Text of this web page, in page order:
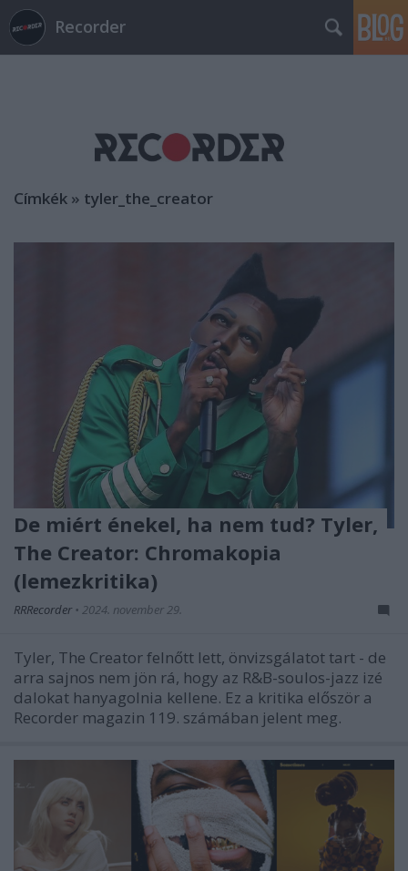
Recorder
Címkék » tyler_the_creator
De miért énekel, ha nem tud? Tyler,
The Creator: Chromakopia
(lemezkritika)
RRRecorder • 2024. november 29.
Tyler, The Creator felnőtt lett, önvizsgálatot tart - de
arra sajnos nem jön rá, hogy az R&B-soulos-jazz izé
dalokat hanyagolnia kellene. Ez a kritika először a
Recorder magazin 119. számában jelent meg.